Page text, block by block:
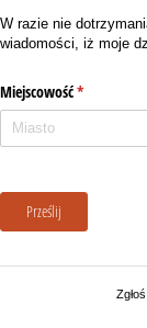
W razie nie
wiadomości, iż moje
Miejscowość*
(wymagane)
Prześlij